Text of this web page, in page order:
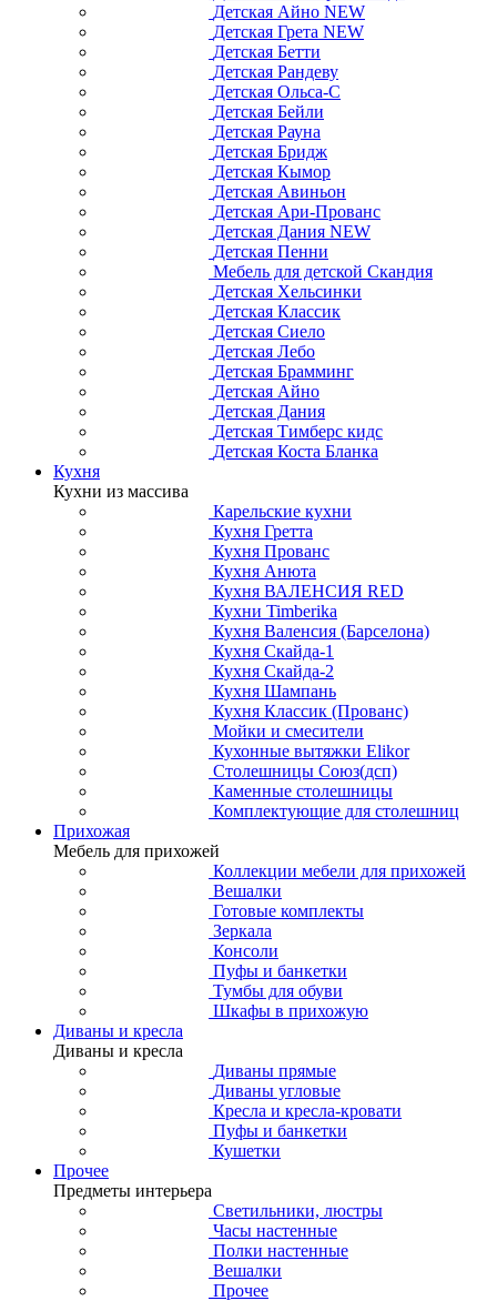
Детская Айно NEW
Детская Грета NEW
Детская Бетти
Детская Рандеву
Детская Ольса-С
Детская Бейли
Детская Рауна
Детская Бридж
Детская Кымор
Детская Авиньон
Детская Ари-Прованс
Детская Дания NEW
Детская Пенни
Мебель для детской Скандия
Детская Хельсинки
Детская Классик
Детская Сиело
Детская Лебо
Детская Брамминг
Детская Айно
Детская Дания
Детская Тимберс кидс
Детская Коста Бланка
Кухня
Кухни из массива
Карельские кухни
Кухня Гретта
Кухня Прованс
Кухня Анюта
Кухня ВАЛЕНСИЯ RED
Кухни Timberika
Кухня Валенсия (Барселона)
Кухня Скайда-1
Кухня Скайда-2
Кухня Шампань
Кухня Классик (Прованс)
Мойки и смесители
Кухонные вытяжки Elikor
Столешницы Союз(дсп)
Каменные столешницы
Комплектующие для столешниц
Прихожая
Мебель для прихожей
Коллекции мебели для прихожей
Вешалки
Готовые комплекты
Зеркала
Консоли
Пуфы и банкетки
Тумбы для обуви
Шкафы в прихожую
Диваны и кресла
Диваны и кресла
Диваны прямые
Диваны угловые
Кресла и кресла-кровати
Пуфы и банкетки
Кушетки
Прочее
Предметы интерьера
Светильники, люстры
Часы настенные
Полки настенные
Вешалки
Прочее